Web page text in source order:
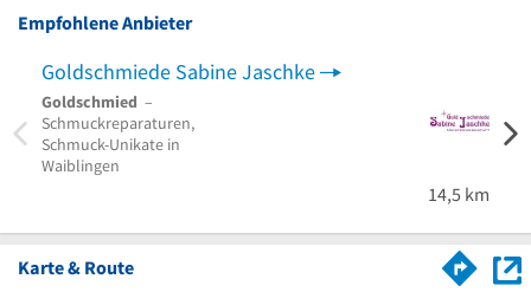
Empfohlene Anbieter
Goldschmiede Sabine Jaschke
Goldschmied –
Schmuckreparaturen,
Schmuck-Unikate in
Waiblingen
14,5 km
Karte & Route